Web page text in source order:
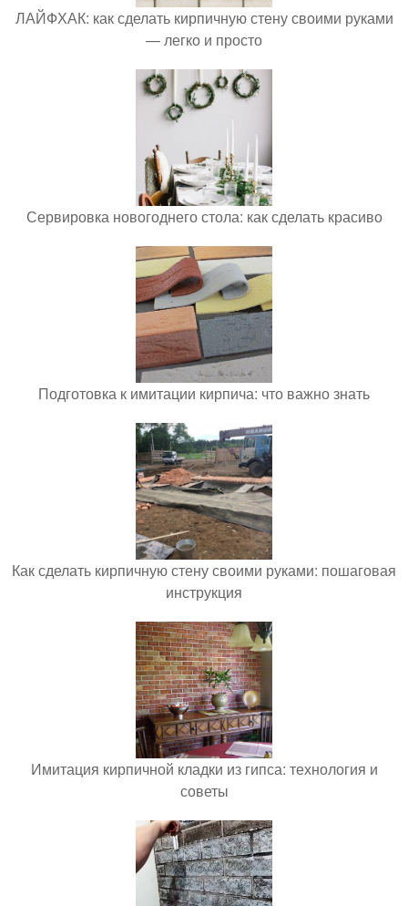
ЛАЙФХАК: как сделать кирпичную стену своими руками
— легко и просто
Сервировка новогоднего стола: как сделать красиво
Подготовка к имитации кирпича: что важно знать
Как сделать кирпичную стену своими руками: пошаговая
инструкция
Имитация кирпичной кладки из гипса: технология и
советы